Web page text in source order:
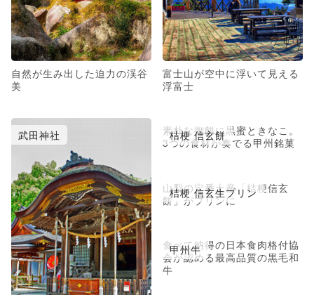
自然が生み出した迫力の渓谷
美
富士山が空中に浮いて見える
浮富士
武田神社 桔梗 信玄餅
素朴な御餅に黒蜜ときなこ。
3つの食材が奏でる甲州銘菓
桔梗 信玄生プリン
山梨の定番土産「桔梗信玄
餅」がプリンに
甲州牛
食べて納得の日本食肉格付協
会が認める最高品質の黒毛和
牛